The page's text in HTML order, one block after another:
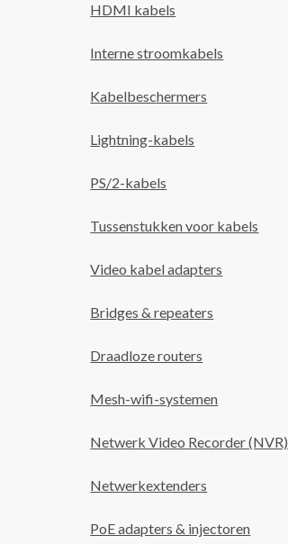
HDMI kabels
Interne stroomkabels
Kabelbeschermers
Lightning-kabels
PS/2-kabels
Tussenstukken voor kabels
Video kabel adapters
Bridges & repeaters
Draadloze routers
Mesh-wifi-systemen
Netwerk Video Recorder (NVR)
Netwerkextenders
PoE adapters & injectoren